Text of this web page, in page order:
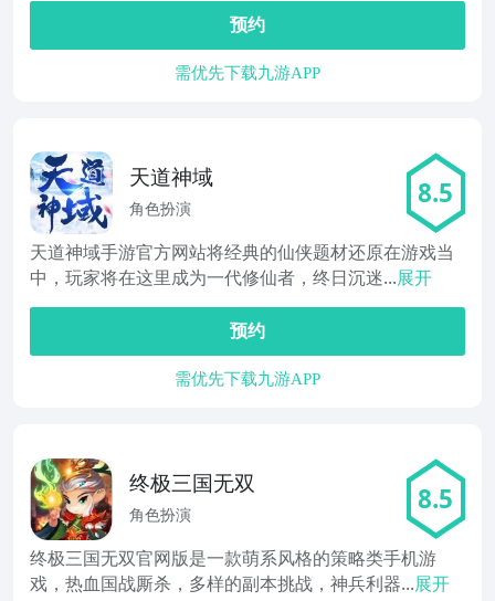
预约
需优先下载九游APP
天道神域
角色扮演 8.5
天道神域手游官方网站将经典的仙侠题材还原在游戏当
中，玩家将在这里成为一代修仙者，终日沉迷...展开
预约
需优先下载九游APP
终极三国无双
角色扮演 8.5
终极三国无双官网版是一款萌系风格的策略类手机游
戏，热血国战厮杀，多样的副本挑战，神兵利器...展开